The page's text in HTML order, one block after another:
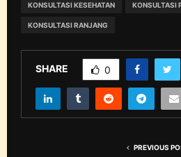
KONSULTASI KESEHATAN KONSULTASI
KONSULTASI RANJANG
SHARE 0
PREVIOUS